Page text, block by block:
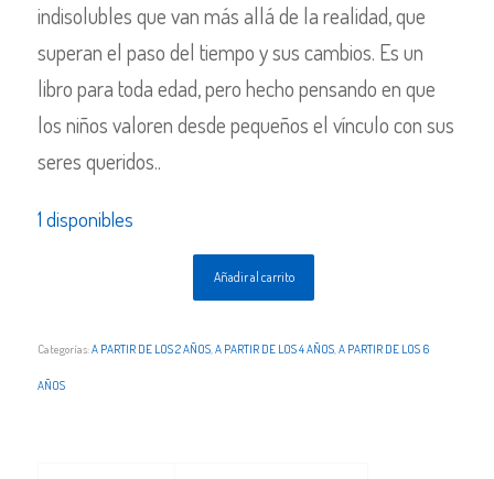
indisolubles que van más allá de la realidad, que
superan el paso del tiempo y sus cambios. Es un
libro para toda edad, pero hecho pensando en que
los niños valoren desde pequeños el vínculo con sus
seres queridos..
1 disponibles
Añadir al carrito
Categorías:A PARTIR DE LOS 2 AÑOS,A PARTIR DE LOS 4 AÑOS,A PARTIR DE LOS 6
AÑOS